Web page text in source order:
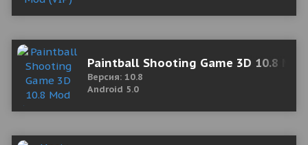
Paintball Shooting Game 3D 10.8
Версия: 10.8
Android 5.0